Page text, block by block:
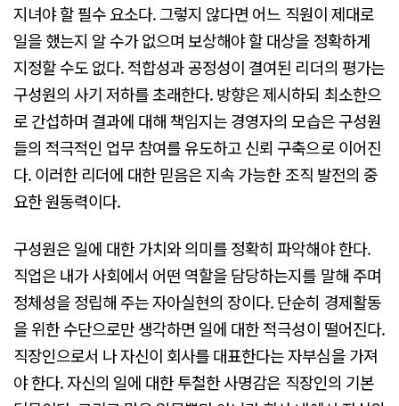
지녀야 할 필수 요소다. 그렇지 않다면 어느 직원이 제대로
일을 했는지 알 수가 없으며 보상해야 할 대상을 정확하게
지정할 수도 없다. 적합성과 공정성이 결여된 리더의 평가는
구성원의 사기 저하를 초래한다. 방향은 제시하되 최소한으
로 간섭하며 결과에 대해 책임지는 경영자의 모습은 구성원
들의 적극적인 업무 참여를 유도하고 신뢰 구축으로 이어진
다. 이러한 리더에 대한 믿음은 지속 가능한 조직 발전의 중
요한 원동력이다.
구성원은 일에 대한 가치와 의미를 정확히 파악해야 한다.
직업은 내가 사회에서 어떤 역할을 담당하는지를 말해 주며
정체성을 정립해 주는 자아실현의 장이다. 단순히 경제활동
을 위한 수단으로만 생각하면 일에 대한 적극성이 떨어진다.
직장인으로서 나 자신이 회사를 대표한다는 자부심을 가져
야 한다. 자신의 일에 대한 투철한 사명감은 직장인의 기본